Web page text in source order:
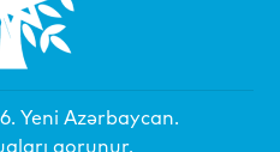
Yeni Azərbaycan.
qorunur.